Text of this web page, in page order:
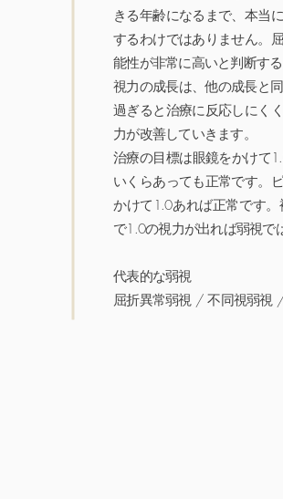
きる年齢になるまで、本当
するわけではありません。
能性が非常に高いと判断す
視力の成長は、他の成長と
過ぎると治療に反応しにく
力が改善していきます。
治療の目標は眼鏡をかけて
いくらあっても正常です。
かけて1.0あれば正常です
で1.0の視力が出れば弱視で
代表的な弱視
屈折異常弱視 / 不同視弱視